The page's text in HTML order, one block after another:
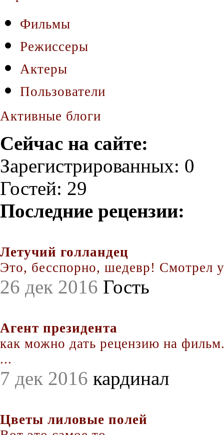
Фильмы
Режиссеры
Актеры
Пользователи
Активные блоги
Сейчас на сайте:
Зарегистрированных: 0
Гостей: 29
Последние рецензии:
Летучий голландец
Это, бесспорно, шедевр! Смотрел
26 дек 2016 Гость
Агент президента
как можно дать рецензию на
...
7 дек 2016 кардинал
Цветы лиловые полей